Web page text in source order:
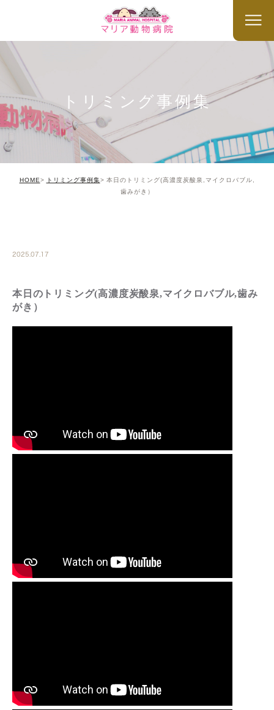
トリミング事例集
HOME トリミング事例集
本日のトリミング(高濃度炭酸泉,マイクロバブル,
歯みがき）
2025.07.17
本日のトリミング(高濃度炭酸泉,マイクロバブル,歯み
がき）